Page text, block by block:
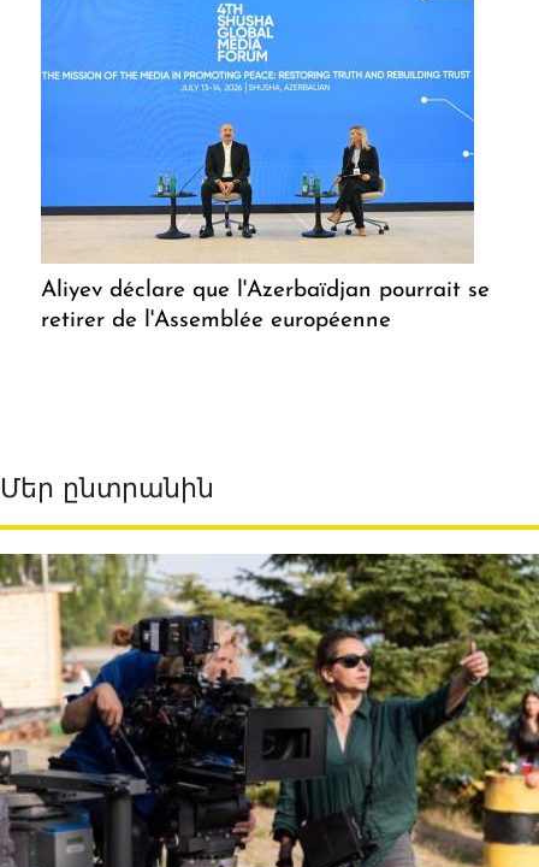
Aliyev déclare que l'Azerbaïdjan pourrait se
retirer de l'Assemblée européenne
Մեր ընտրանին